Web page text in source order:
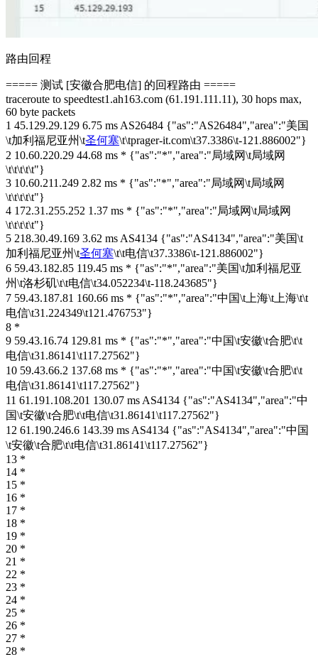
路由回程
===== 测试 [安徽合肥电信] 的回程路由 =====
traceroute to speedtest1.ah163.com (61.191.111.11), 30 hops max,
60 byte packets
1 45.129.29.129 6.75 ms AS26484 {"as":"AS26484","area":"美国
\t加利福尼亚州\t圣何塞\t\tprager-it.com\t37.3386\t-121.886002"}
2 10.60.220.29 44.68 ms * {"as":"*","area":"局域网\t局域网
\t\t\t\t\t"}
3 10.60.211.249 2.82 ms * {"as":"*","area":"局域网\t局域网
\t\t\t\t\t"}
4 172.31.255.252 1.37 ms * {"as":"*","area":"局域网\t局域网
\t\t\t\t\t"}
5 218.30.49.169 3.62 ms AS4134 {"as":"AS4134","area":"美国\t
加利福尼亚州\t圣何塞\t\t电信\t37.3386\t-121.886002"}
6 59.43.182.85 119.45 ms * {"as":"*","area":"美国\t加利福尼亚
州\t洛杉矶\t\t电信\t34.052234\t-118.243685"}
7 59.43.187.81 160.66 ms * {"as":"*","area":"中国\t上海\t上海\t\t
电信\t31.224349\t121.476753"}
8 *
9 59.43.16.74 129.81 ms * {"as":"*","area":"中国\t安徽\t合肥\t\t
电信\t31.86141\t117.27562"}
10 59.43.66.2 137.68 ms * {"as":"*","area":"中国\t安徽\t合肥\t\t
电信\t31.86141\t117.27562"}
11 61.191.108.201 130.07 ms AS4134 {"as":"AS4134","area":"中
国\t安徽\t合肥\t\t电信\t31.86141\t117.27562"}
12 61.190.246.6 143.39 ms AS4134 {"as":"AS4134","area":"中国
\t安徽\t合肥\t\t电信\t31.86141\t117.27562"}
13 *
14 *
15 *
16 *
17 *
18 *
19 *
20 *
21 *
22 *
23 *
24 *
25 *
26 *
27 *
28 *